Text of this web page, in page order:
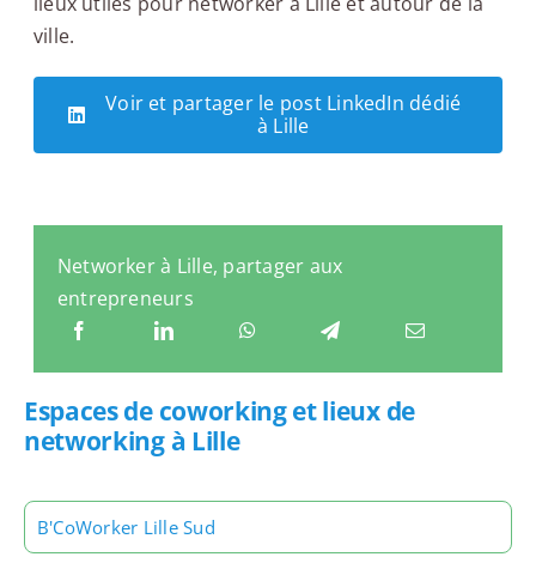
ville.
Voir et partager le post LinkedIn dédié
à Lille
Networker à Lille, partager aux
entrepreneurs
Espaces de coworking et lieux de
networking à Lille
B'CoWorker Lille Sud